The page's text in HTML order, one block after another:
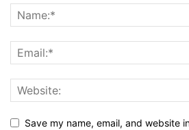
Save my name, email, and website